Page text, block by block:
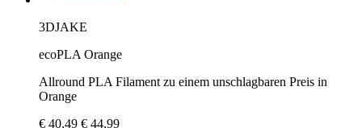
3DJAKE
ecoPLA Orange
Allround PLA Filament zu einem unschlagbaren Preis in
Orange
€ 40,49 € 44,99